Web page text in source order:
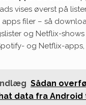
vises øverst på
apps filer – så
og Netflix-
og Netflix-
Sådan
data fra Android